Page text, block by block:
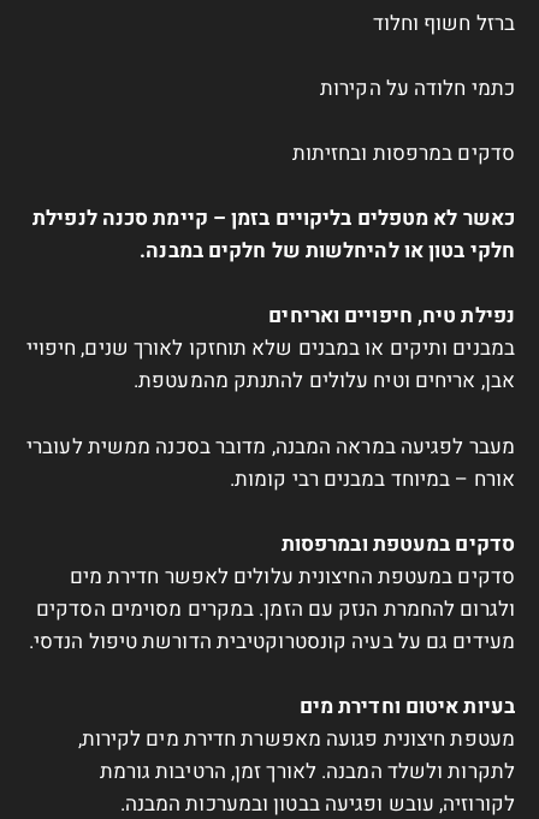
ברזל חשוף וחלוד
כתמי חלודה על הקירות
סדקים במרפסות ובחזיתות
כאשר לא מטפלים בליקויים בזמן – קיימת סכנה לנפילת
חלקי בטון או להיחלשות של חלקים במבנה.
נפילת טיח, חיפויים ואריחים
במבנים ותיקים או במבנים שלא תוחזקו לאורך שנים, חיפויי
אבן, אריחים וטיח עלולים להתנתק מהמעטפת.
מעבר לפגיעה במראה המבנה, מדובר בסכנה ממשית לעוברי
אורח – במיוחד במבנים רבי קומות.
סדקים במעטפת ובמרפסות
סדקים במעטפת החיצונית עלולים לאפשר חדירת מים
ולגרום להחמרת הנזק עם הזמן. במקרים מסוימים הסדקים
מעידים גם על בעיה קונסטרוקטיבית הדורשת טיפול הנדסי.
בעיות איטום וחדירת מים
מעטפת חיצונית פגועה מאפשרת חדירת מים לקירות,
לתקרות ולשלד המבנה. לאורך זמן, הרטיבות גורמת
לקורוזיה, עובש ופגיעה בבטון ובמערכות המבנה.